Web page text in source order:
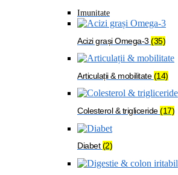
Imunitate
Acizi grași Omega-3 (35)
Articulații & mobilitate(14)
Colesterol & trigliceride(17)
Diabet(2)